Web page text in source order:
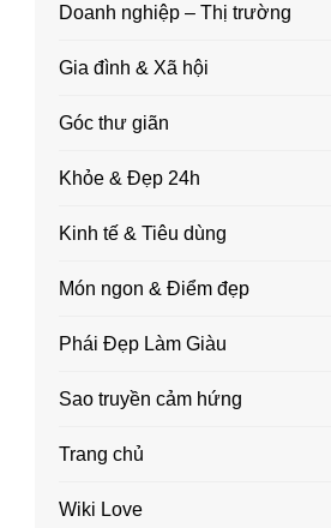
Doanh nghiệp – Thị trường
Gia đình & Xã hội
Góc thư giãn
Khỏe & Đẹp 24h
Kinh tế & Tiêu dùng
Món ngon & Điểm đẹp
Phái Đẹp Làm Giàu
Sao truyền cảm hứng
Trang chủ
Wiki Love